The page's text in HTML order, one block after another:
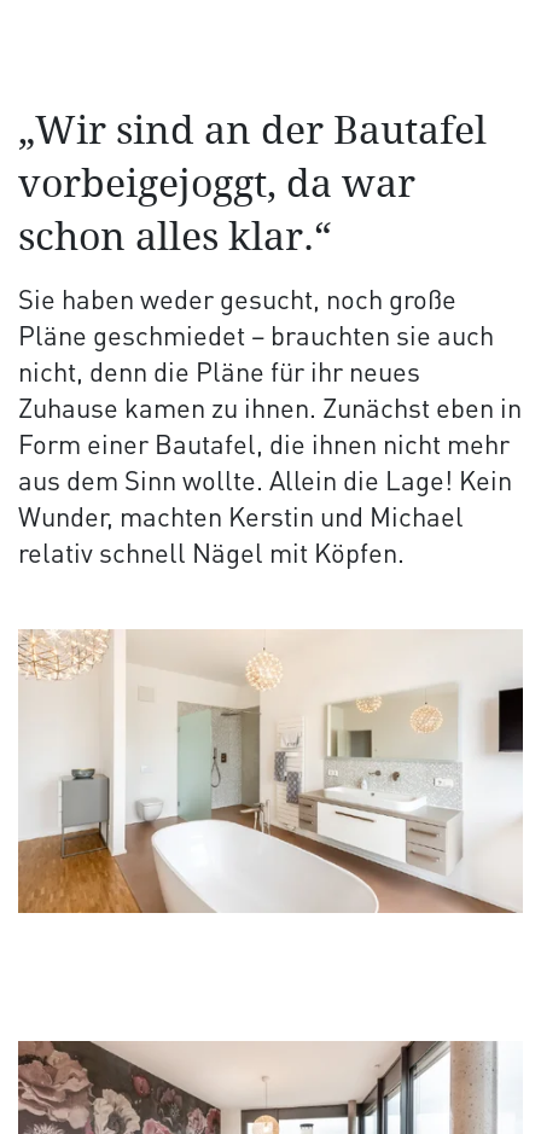
„Wir sind an der Bautafel
vorbeigejoggt, da war
schon alles klar.“
Sie haben weder gesucht, noch große
Pläne geschmiedet – brauchten sie auch
nicht, denn die Pläne für ihr neues
Zuhause kamen zu ihnen. Zunächst eben in
Form einer Bautafel, die ihnen nicht mehr
aus dem Sinn wollte. Allein die Lage! Kein
Wunder, machten Kerstin und Michael
relativ schnell Nägel mit Köpfen.